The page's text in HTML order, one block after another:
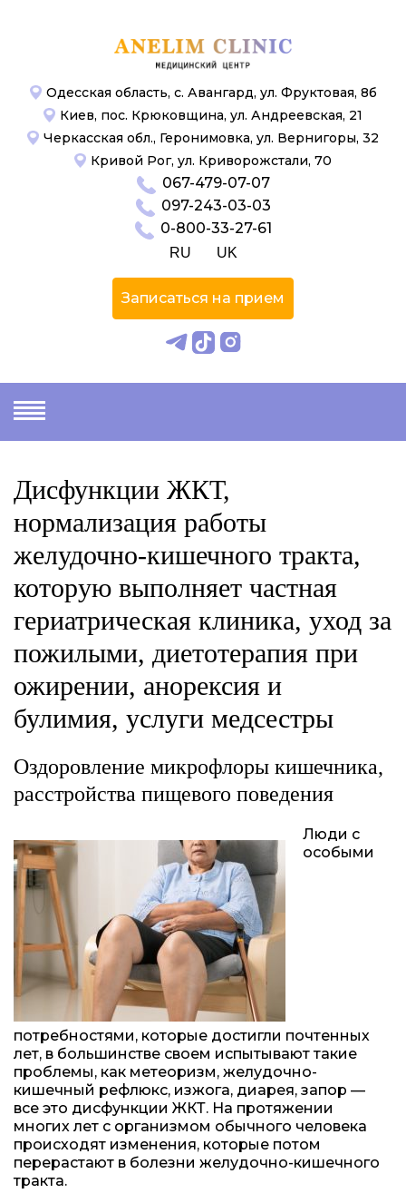
Одесская область, с. Авангард, ул. Фруктовая, 8б
Киев, пос. Крюковщина, ул. Андреевская, 21
Черкасская обл., Геронимовка, ул. Вернигоры, 32
Кривой Рог, ул. Криворожстали, 70
067-479-07-07
097-243-03-03
0-800-33-27-61
RU UK
Записаться на прием
Дисфункции ЖКТ,
нормализация работы
желудочно-кишечного тракта,
которую выполняет частная
гериатрическая клиника, уход за
пожилыми, диетотерапия при
ожирении, анорексия и
булимия, услуги медсестры
Оздоровление микрофлоры кишечника,
расстройства пищевого поведения
Люди с
особыми
потребностями, которые достигли почтенных
лет, в большинстве своем испытывают такие
проблемы, как метеоризм, желудочно-
кишечный рефлюкс, изжога, диарея, запор —
все это дисфункции ЖКТ. На протяжении
многих лет с организмом обычного человека
происходят изменения, которые потом
перерастают в болезни желудочно-кишечного
тракта.